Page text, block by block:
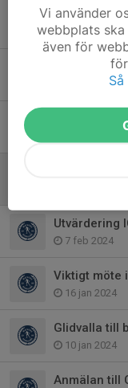
Snöläger
28 okt 2024
26 aug 2024
Kommande
Utvärdering
7 feb 2024
Viktigt möte
16 jan 2024
Glidvalla till
10 jan 2024
Anmälan till
Vi använder
webbplats
även för